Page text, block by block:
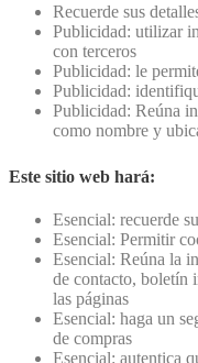
Recuerde sus
Publicidad: utilizar
con terceros
Publicidad: le
Publicidad:
Publicidad: Reúna
como nombre y
Este sitio web hará:
Esencial: recuerde
Esencial: Permitir
Esencial: Reúna la
de contacto, boletín
las páginas
Esencial: haga un
de compras
Esencial: autentica